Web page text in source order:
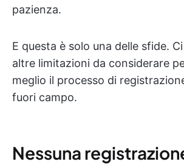
pazienza.
E questa è solo una delle sfide.
altre limitazioni da considerare
meglio il processo di
fuori campo.
Nessuna